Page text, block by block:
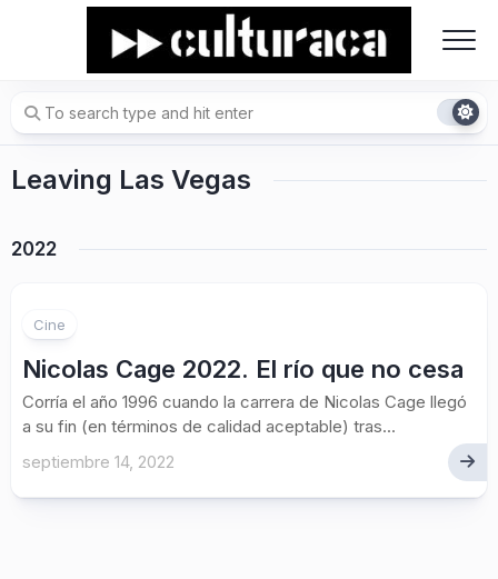
Leaving Las Vegas
2022
Cine
Nicolas Cage 2022. El río que no cesa
Corría el año 1996 cuando la carrera de Nicolas Cage llegó
a su fin (en términos de calidad aceptable) tras...
septiembre 14, 2022